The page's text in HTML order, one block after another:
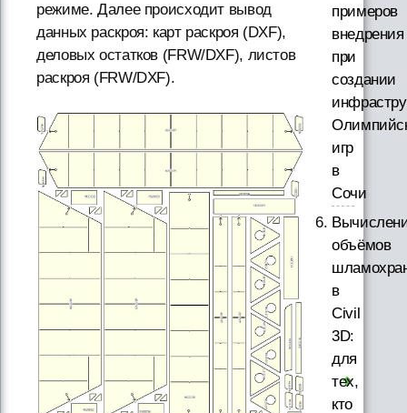
режиме. Далее происходит вывод
данных раскроя: карт раскроя (DXF),
деловых остатков (FRW/DXF), листов
раскроя (FRW/DXF).
примеров
внедрения
при
создании
игр
в
Сочи
объёмов
в
Civil
3D:
для
тех,
кто